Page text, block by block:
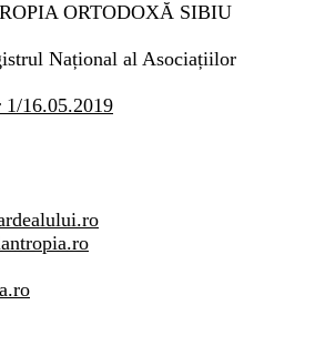
ORTODOXĂ SIBIU
Național al Asociațiilor
16.05.2019